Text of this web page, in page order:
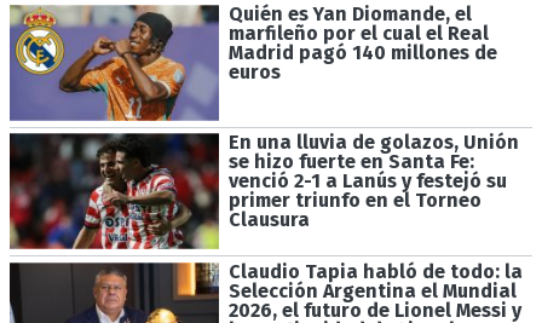
Quién es Yan Diomande, el
marfileño por el cual el Real
Madrid pagó 140 millones de
euros
En una lluvia de golazos, Unión
se hizo fuerte en Santa Fe:
venció 2-1 a Lanús y festejó su
primer triunfo en el Torneo
Clausura
Claudio Tapia habló de todo: la
Selección Argentina el Mundial
2026, el futuro de Lionel Messi y